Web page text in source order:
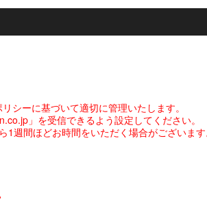
シーに基づいて適切に管理いたします。
」を受信できるよう設定してください。
週間ほどお時間をいただく場合がございます